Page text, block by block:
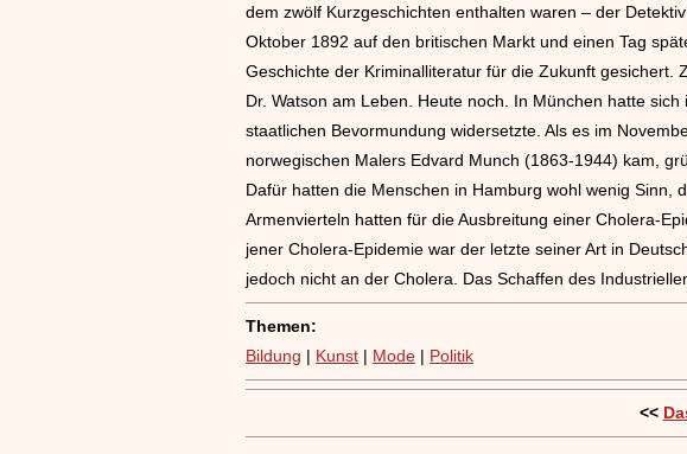
dem zwölf Kurzgeschichten enthalten waren – der
Oktober 1892 auf den britischen Markt und einen Tag
Geschichte der Kriminalliteratur für die Zukunft gesichert.
Dr. Watson am Leben. Heute noch. In München hatte
staatlichen Bevormundung widersetzte. Als es im
norwegischen Malers Edvard Munch (1863-1944) kam,
Dafür hatten die Menschen in Hamburg wohl wenig Sinn,
Armenvierteln hatten für die Ausbreitung einer Cholera-
jener Cholera-Epidemie war der letzte seiner Art in
jedoch nicht an der Cholera. Das Schaffen des
Themen:
Bildung | Kunst | Mode | Politik
<<